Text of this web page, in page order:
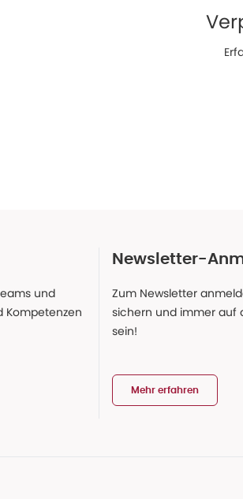
und
Kompetenzen
Newsletter-
Zum Newsletter
sichern und immer auf
sein!
Mehr erfahren